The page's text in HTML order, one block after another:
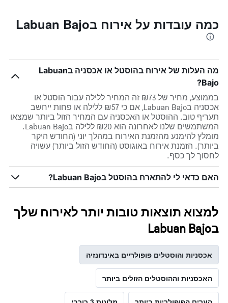
כמה עובדות על אירוח בLabuan Bajo
מה העלות של אירוח בהוסטל או אכסניה בLabuan
Bajo?
בממוצע, מחיר של ₪73 זה המחיר ללילה עבור הוסטל או
אכסניה בLabuan Bajo, אם כי ₪57 ללילה או פחות ייחשב
תעריף טוב. ההוסטל או האכסניה עם המחיר הזול ביותר שמצאו
המשתמשים שלנו לאחרונה הוא ₪20 ללילה בLabuan Bajo.
מומלץ להימנע מהזמנת האירוח במהלך יוני (החודש היקר
ביותר). הזמנת אירוח באוגוסט (החודש הזול ביותר) עשויה
לחסוך לך כסף.
האם כדאי לי להתארח בהוסטל בLabuan Bajo?
למצוא תוצאות טובות יותר לאירוח שלך
בLabuan Bajo
אכסניות והוסטלים פופולריים באינדונזיה
האכסניות וההוסטלים הזולים ביותר